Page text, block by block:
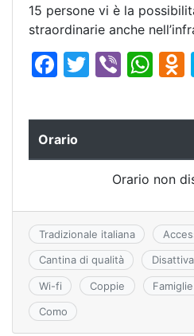
15 persone vi è la
straordinarie anche
F
c
e
b
o
k
T
itt
Vi
er
W
at
A
p
p
Orario
Orario non
Tradizionale italiana
Cantina di qualità
Wi-fi Coppie Famiglie
Como